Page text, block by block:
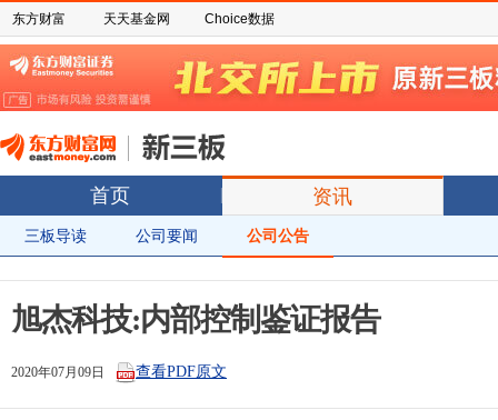
东方财富 天天基金网 Choice数据
首页 资讯
三板导读 公司要闻 公司公告
旭杰科技:内部控制鉴证报告
2020年07月09日 查看PDF原文